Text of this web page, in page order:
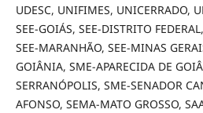
UDESC, UNIFIMES, UNICERRADO,
SEE-GOIÁS, SEE-DISTRITO
SEE-MARANHÃO, SEE-MINAS
GOIÂNIA, SME-APARECIDA DE
SERRANÓPOLIS, SME-SENADOR
AFONSO, SEMA-MATO GROSSO,